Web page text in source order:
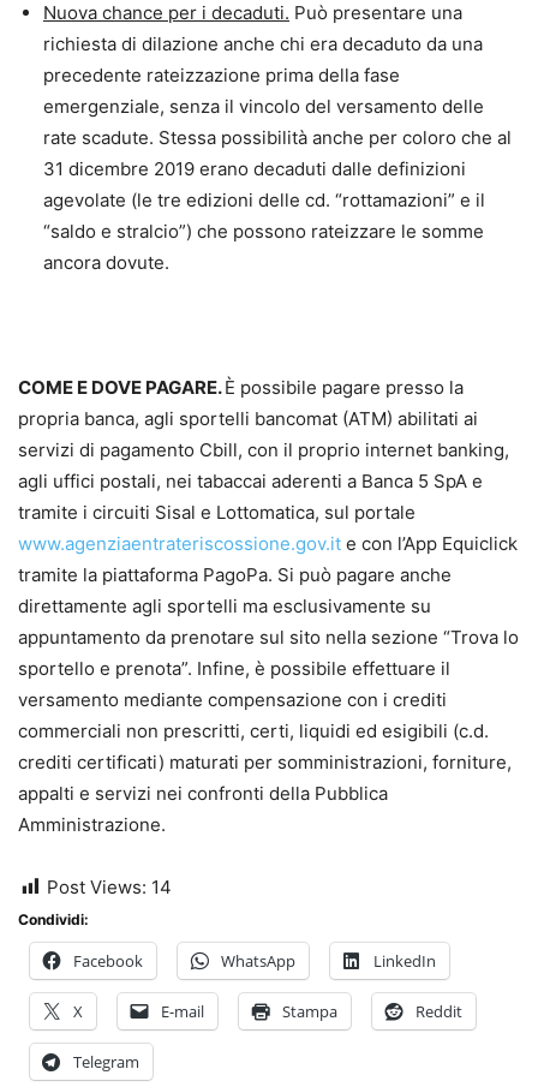
Nuova chance per i decaduti. Può presentare una
richiesta di dilazione anche chi era decaduto da una
precedente rateizzazione prima della fase
emergenziale, senza il vincolo del versamento delle
rate scadute. Stessa possibilità anche per coloro che al
31 dicembre 2019 erano decaduti dalle definizioni
agevolate (le tre edizioni delle cd. “rottamazioni” e il
“saldo e stralcio”) che possono rateizzare le somme
ancora dovute.
COME E DOVE PAGARE.È possibile pagare presso la
propria banca, agli sportelli bancomat (ATM) abilitati ai
servizi di pagamento Cbill, con il proprio internet banking,
agli uffici postali, nei tabaccai aderenti a Banca 5 SpA e
tramite i circuiti Sisal e Lottomatica, sul portale
www.agenziaentrateriscossione.gov.it e con l’App Equiclick
tramite la piattaforma PagoPa. Si può pagare anche
direttamente agli sportelli ma esclusivamente su
appuntamento da prenotare sul sito nella sezione “Trova lo
sportello e prenota”. Infine, è possibile effettuare il
versamento mediante compensazione con i crediti
commerciali non prescritti, certi, liquidi ed esigibili (c.d.
crediti certificati) maturati per somministrazioni, forniture,
appalti e servizi nei confronti della Pubblica
Amministrazione.
Post Views: 14
Condividi:
Facebook WhatsApp LinkedIn
X E-mail Stampa Reddit
Telegram